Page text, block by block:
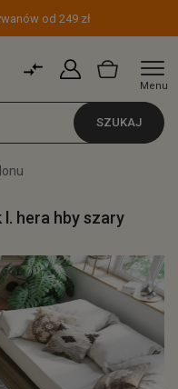
od 249 zł
Menu
SZUKAJ
hera hby szary